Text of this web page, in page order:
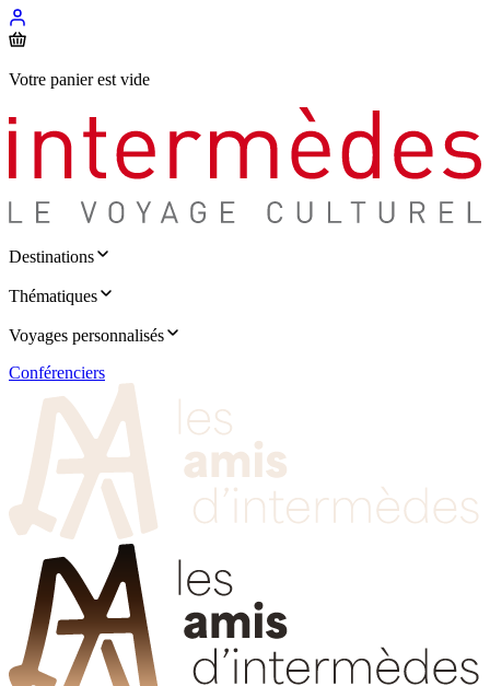
Votre panier est vide
Destinations
Thématiques
Voyages personnalisés
Conférenciers